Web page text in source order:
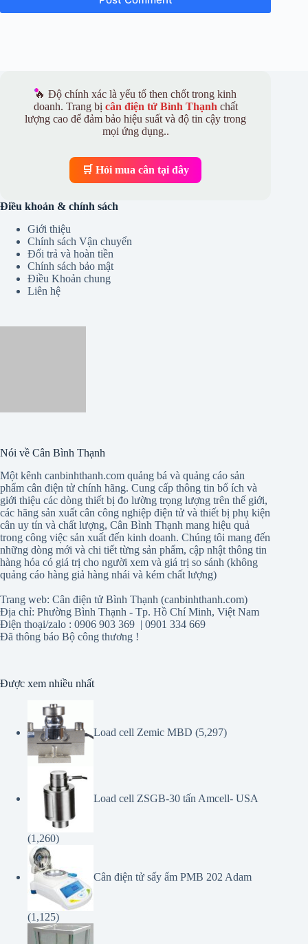
🔥 Độ chính xác là yếu tố then chốt trong kinh
doanh. Trang bị cân điện tử Bình Thạnhchất
lượng cao để đảm bảo hiệu suất và độ tin cậy trong
mọi ứng dụng..
🛒 Hỏi mua cân tại đây
Điều khoản & chính sách
Giới thiệu
Chính sách Vận chuyển
Đổi trả và hoàn tiền
Chính sách bảo mật
Điều Khoản chung
Liên hệ
Nói về Cân Bình Thạnh
Một kênh canbinhthanh.com quảng bá và quảng cáo sản
phẩm cân điện tử chính hãng. Cung cấp thông tin bổ ích và
giới thiệu các dòng thiết bị đo lường trọng lượng trên thế giới,
các hãng sản xuất cân công nghiệp điện tử và thiết bị phụ kiện
cân uy tín và chất lượng, Cân Bình Thạnh mang hiệu quả
trong công việc sản xuất đến kinh doanh. Chúng tôi mang đến
những dòng mới và chi tiết từng sản phẩm, cập nhật thông tin
hàng hóa có giá trị cho người xem và giá trị so sánh (không
quảng cáo hàng giả hàng nhái và kém chất lượng)
Trang web: Cân điện tử Bình Thạnh (canbinhthanh.com)
Địa chỉ: Phường Bình Thạnh - Tp. Hồ Chí Minh, Việt Nam
Điện thoại/zalo : 0906 903 369 | 0901 334 669
Đã thông báo Bộ công thương !
Được xem nhiều nhất
Load cell Zemic MBD (5,297)
Load cell ZSGB-30 tấn Amcell- USA
(1,260)
Cân điện tử sấy ẩm PMB 202 Adam
(1,125)